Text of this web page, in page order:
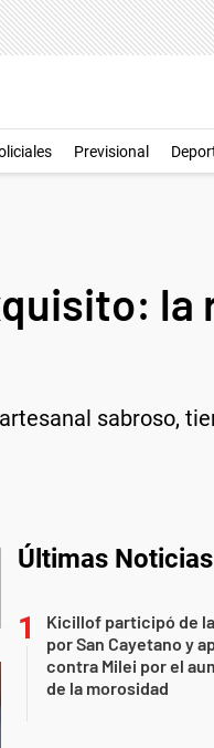
Previsional
la
sabroso,
Últimas Noticias
Kicillof participó de
por San Cayetano y
contra Milei por el
de la morosidad